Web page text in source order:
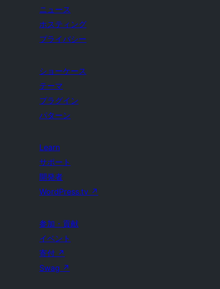
ニュース
ホスティング
プライバシー
ショーケース
テーマ
プラグイン
パターン
Learn
サポート
開発者
WordPress.tv ↗
参加・貢献
イベント
寄付 ↗
Swag ↗